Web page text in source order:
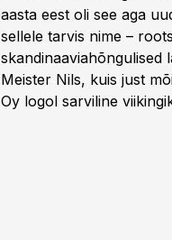
aasta eest oli see aga
sellele tarvis nime –
skandinaaviahõngulised
Meister Nils, kuis just
Oy logol sarviline